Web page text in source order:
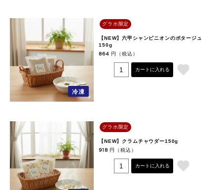
冷凍
グラホ限定
【NEW】六甲シャンピニオンのポタージュ
150g
864 円（税込）
カートに入れる
グラホ限定
【NEW】クラムチャウダー150g
918 円（税込）
カートに入れる